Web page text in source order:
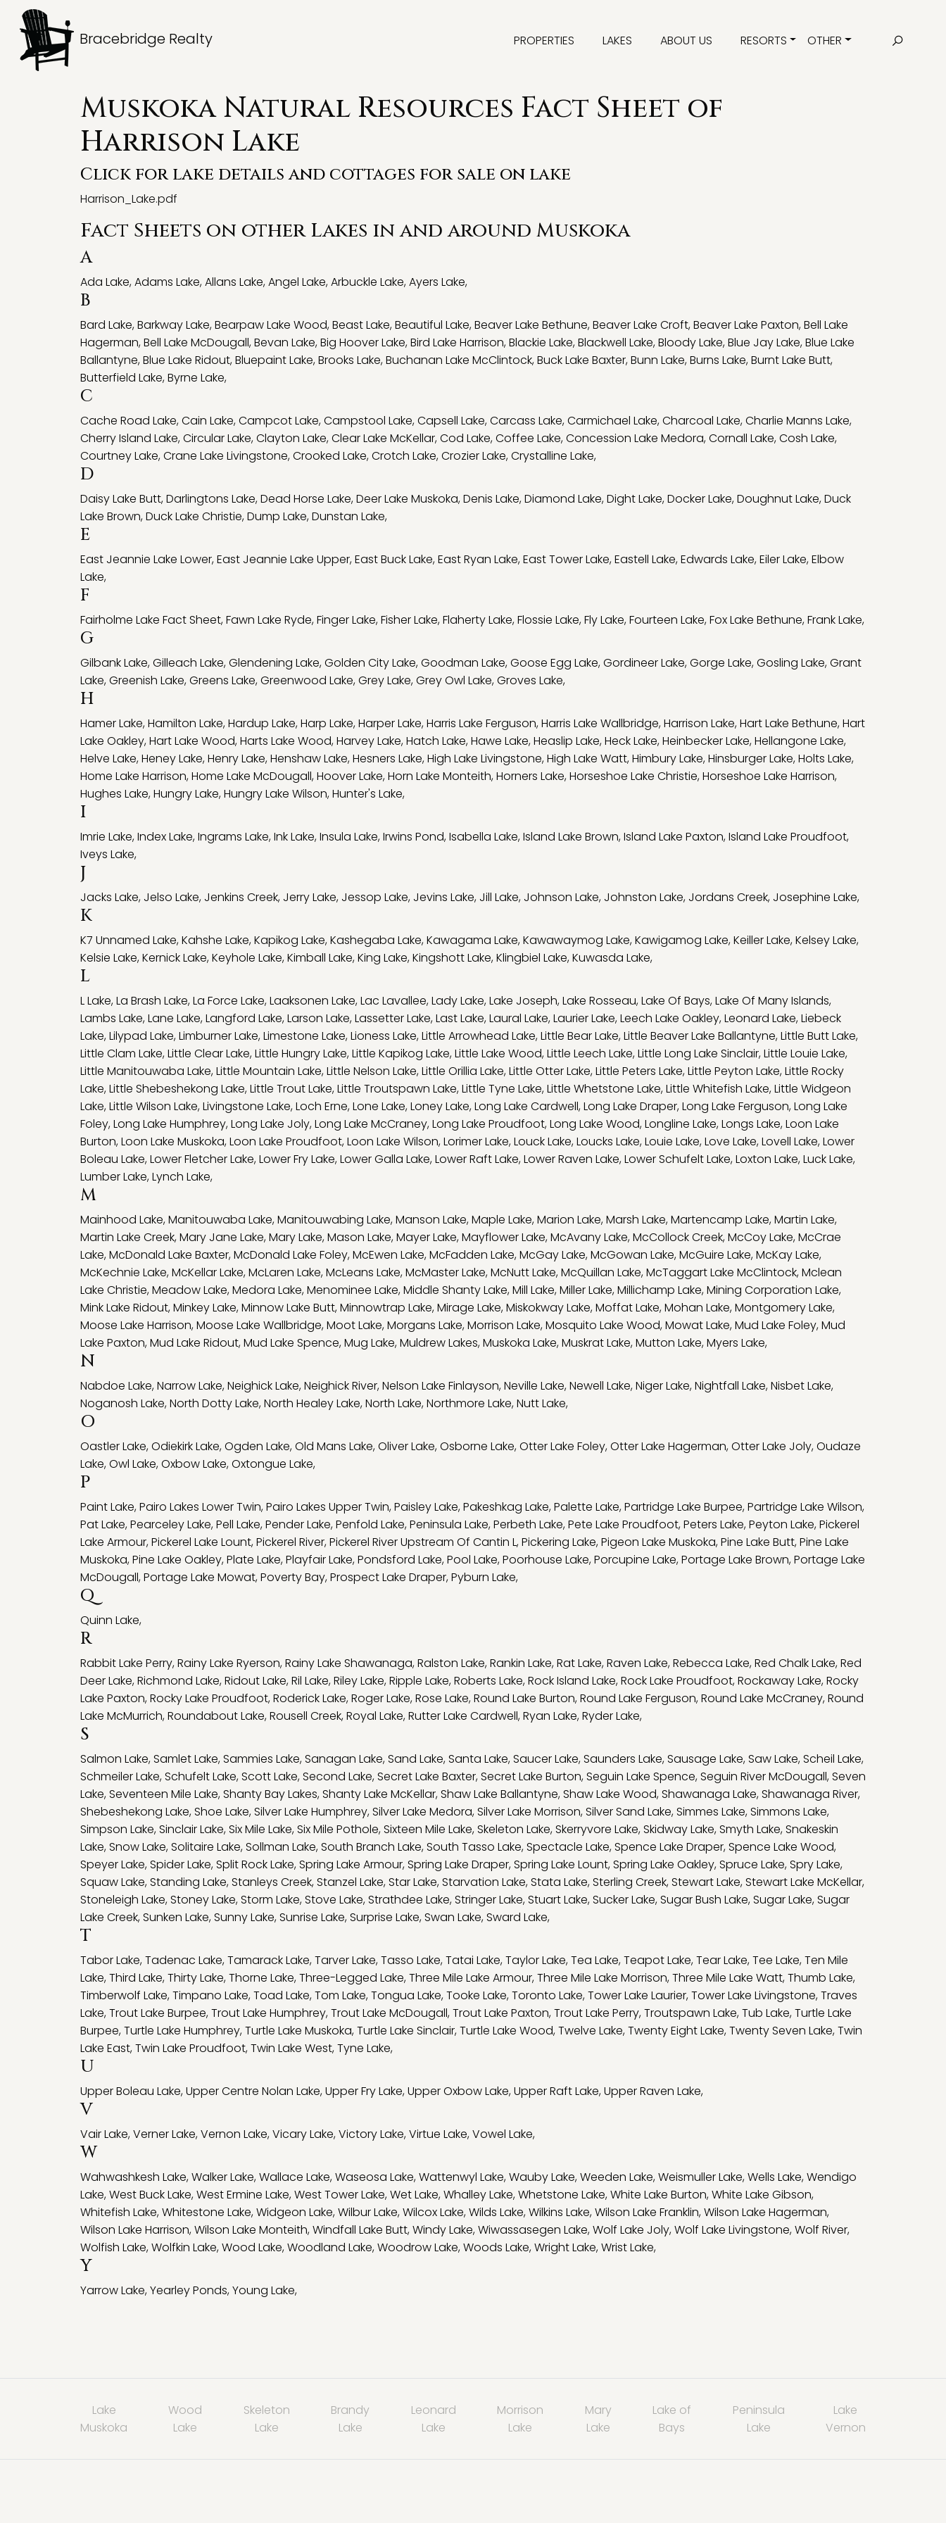
Bracebridge Realty PROPERTIES LAKES ABOUT US RESORTS OTHER
Muskoka Natural Resources Fact Sheet of
Harrison Lake
Click for lake details and cottages for sale on lake
Harrison_Lake.pdf
Fact Sheets on other Lakes in and around Muskoka
A
Ada Lake,Adams Lake,Allans Lake,Angel Lake,Arbuckle Lake,Ayers Lake,
B
Bard Lake,Barkway Lake,Bearpaw Lake Wood,Beast Lake,Beautiful Lake,Beaver Lake Bethune,Beaver Lake Croft,Beaver Lake Paxton,Bell Lake
Hagerman,Bell Lake McDougall,Bevan Lake,Big Hoover Lake,Bird Lake Harrison,Blackie Lake,Blackwell Lake,Bloody Lake,Blue Jay Lake,Blue Lake
Ballantyne,Blue Lake Ridout,Bluepaint Lake,Brooks Lake,Buchanan Lake McClintock,Buck Lake Baxter,Bunn Lake,Burns Lake,Burnt Lake Butt,
Butterfield Lake,Byrne Lake,
C
Cache Road Lake,Cain Lake,Campcot Lake,Campstool Lake,Capsell Lake,Carcass Lake,Carmichael Lake,Charcoal Lake,Charlie Manns Lake,
Cherry Island Lake,Circular Lake,Clayton Lake,Clear Lake McKellar,Cod Lake,Coffee Lake,Concession Lake Medora,Cornall Lake,Cosh Lake,
Courtney Lake,Crane Lake Livingstone,Crooked Lake,Crotch Lake,Crozier Lake,Crystalline Lake,
D
Daisy Lake Butt,Darlingtons Lake,Dead Horse Lake,Deer Lake Muskoka,Denis Lake,Diamond Lake,Dight Lake,Docker Lake,Doughnut Lake,Duck
Lake Brown,Duck Lake Christie,Dump Lake,Dunstan Lake,
E
East Jeannie Lake Lower,East Jeannie Lake Upper,East Buck Lake,East Ryan Lake,East Tower Lake,Eastell Lake,Edwards Lake,Eiler Lake,Elbow
Lake,
F
Fairholme Lake Fact Sheet,Fawn Lake Ryde,Finger Lake,Fisher Lake,Flaherty Lake,Flossie Lake,Fly Lake,Fourteen Lake,Fox Lake Bethune,Frank Lake,
G
Gilbank Lake,Gilleach Lake,Glendening Lake,Golden City Lake,Goodman Lake,Goose Egg Lake,Gordineer Lake,Gorge Lake,Gosling Lake,Grant
Lake,Greenish Lake,Greens Lake,Greenwood Lake,Grey Lake,Grey Owl Lake,Groves Lake,
H
Hamer Lake,Hamilton Lake,Hardup Lake,Harp Lake,Harper Lake,Harris Lake Ferguson,Harris Lake Wallbridge,Harrison Lake,Hart Lake Bethune,Hart
Lake Oakley,Hart Lake Wood,Harts Lake Wood,Harvey Lake,Hatch Lake,Hawe Lake,Heaslip Lake,Heck Lake,Heinbecker Lake,Hellangone Lake,
Helve Lake,Heney Lake,Henry Lake,Henshaw Lake,Hesners Lake,High Lake Livingstone,High Lake Watt,Himbury Lake,Hinsburger Lake,Holts Lake,
Home Lake Harrison,Home Lake McDougall,Hoover Lake,Horn Lake Monteith,Horners Lake,Horseshoe Lake Christie,Horseshoe Lake Harrison,
Hughes Lake,Hungry Lake,Hungry Lake Wilson,Hunter's Lake,
I
Imrie Lake,Index Lake,Ingrams Lake,Ink Lake,Insula Lake,Irwins Pond,Isabella Lake,Island Lake Brown,Island Lake Paxton,Island Lake Proudfoot,
Iveys Lake,
J
Jacks Lake, Jelso Lake, Jenkins Creek, Jerry Lake, Jessop Lake, Jevins Lake, Jill Lake, Johnson Lake, Johnston Lake, Jordans Creek, Josephine Lake,
K
K7 Unnamed Lake,Kahshe Lake,Kapikog Lake,Kashegaba Lake,Kawagama Lake,Kawawaymog Lake,Kawigamog Lake,Keiller Lake,Kelsey Lake,
Kelsie Lake,Kernick Lake,Keyhole Lake,Kimball Lake,King Lake,Kingshott Lake,Klingbiel Lake,Kuwasda Lake,
L
L Lake,La Brash Lake,La Force Lake,Laaksonen Lake,Lac Lavallee,Lady Lake,Lake Joseph,Lake Rosseau,Lake Of Bays,Lake Of Many Islands,
Lambs Lake,Lane Lake,Langford Lake,Larson Lake,Lassetter Lake,Last Lake,Laural Lake,Laurier Lake,Leech Lake Oakley,Leonard Lake,Liebeck
Lake,Lilypad Lake,Limburner Lake,Limestone Lake,Lioness Lake,Little Arrowhead Lake,Little Bear Lake,Little Beaver Lake Ballantyne,Little Butt Lake,
Little Clam Lake,Little Clear Lake,Little Hungry Lake,Little Kapikog Lake,Little Lake Wood,Little Leech Lake,Little Long Lake Sinclair,Little Louie Lake,
Little Manitouwaba Lake,Little Mountain Lake,Little Nelson Lake,Little Orillia Lake,Little Otter Lake,Little Peters Lake,Little Peyton Lake,Little Rocky
Lake,Little Shebeshekong Lake,Little Trout Lake,Little Troutspawn Lake,Little Tyne Lake,Little Whetstone Lake,Little Whitefish Lake,Little Widgeon
Lake,Little Wilson Lake,Livingstone Lake,Loch Erne,Lone Lake,Loney Lake,Long Lake Cardwell,Long Lake Draper,Long Lake Ferguson,Long Lake
Foley,Long Lake Humphrey,Long Lake Joly,Long Lake McCraney,Long Lake Proudfoot,Long Lake Wood,Longline Lake,Longs Lake,Loon Lake
Burton,Loon Lake Muskoka,Loon Lake Proudfoot,Loon Lake Wilson,Lorimer Lake,Louck Lake,Loucks Lake,Louie Lake,Love Lake,Lovell Lake,Lower
Boleau Lake,Lower Fletcher Lake,Lower Fry Lake,Lower Galla Lake,Lower Raft Lake,Lower Raven Lake,Lower Schufelt Lake,Loxton Lake,Luck Lake,
Lumber Lake,Lynch Lake,
M
Mainhood Lake,Manitouwaba Lake,Manitouwabing Lake,Manson Lake,Maple Lake,Marion Lake,Marsh Lake,Martencamp Lake,Martin Lake,
Martin Lake Creek,Mary Jane Lake,Mary Lake,Mason Lake,Mayer Lake,Mayflower Lake,McAvany Lake,McCollock Creek,McCoy Lake,McCrae
Lake,McDonald Lake Baxter,McDonald Lake Foley,McEwen Lake,McFadden Lake,McGay Lake,McGowan Lake,McGuire Lake,McKay Lake,
McKechnie Lake,McKellar Lake,McLaren Lake,McLeans Lake,McMaster Lake,McNutt Lake,McQuillan Lake,McTaggart Lake McClintock,Mclean
Lake Christie,Meadow Lake,Medora Lake,Menominee Lake,Middle Shanty Lake,Mill Lake,Miller Lake,Millichamp Lake,Mining Corporation Lake,
Mink Lake Ridout,Minkey Lake,Minnow Lake Butt,Minnowtrap Lake,Mirage Lake,Miskokway Lake,Moffat Lake,Mohan Lake,Montgomery Lake,
Moose Lake Harrison,Moose Lake Wallbridge,Moot Lake,Morgans Lake,Morrison Lake,Mosquito Lake Wood,Mowat Lake,Mud Lake Foley,Mud
Lake Paxton,Mud Lake Ridout,Mud Lake Spence,Mug Lake,Muldrew Lakes,Muskoka Lake,Muskrat Lake,Mutton Lake,Myers Lake,
N
Nabdoe Lake,Narrow Lake,Neighick Lake,Neighick River,Nelson Lake Finlayson,Neville Lake,Newell Lake,Niger Lake,Nightfall Lake,Nisbet Lake,
Noganosh Lake,North Dotty Lake,North Healey Lake,North Lake,Northmore Lake,Nutt Lake,
O
Oastler Lake,Odiekirk Lake,Ogden Lake,Old Mans Lake,Oliver Lake,Osborne Lake,Otter Lake Foley,Otter Lake Hagerman,Otter Lake Joly,Oudaze
Lake,Owl Lake,Oxbow Lake,Oxtongue Lake,
P
Paint Lake,Pairo Lakes Lower Twin,Pairo Lakes Upper Twin,Paisley Lake,Pakeshkag Lake,Palette Lake,Partridge Lake Burpee,Partridge Lake Wilson,
Pat Lake,Pearceley Lake,Pell Lake,Pender Lake,Penfold Lake,Peninsula Lake,Perbeth Lake,Pete Lake Proudfoot,Peters Lake,Peyton Lake,Pickerel
Lake Armour,Pickerel Lake Lount,Pickerel River,Pickerel River Upstream Of Cantin L,Pickering Lake,Pigeon Lake Muskoka,Pine Lake Butt,Pine Lake
Muskoka,Pine Lake Oakley,Plate Lake,Playfair Lake,Pondsford Lake,Pool Lake,Poorhouse Lake,Porcupine Lake,Portage Lake Brown,Portage Lake
McDougall,Portage Lake Mowat,Poverty Bay,Prospect Lake Draper,Pyburn Lake,
Q
Quinn Lake,
R
Rabbit Lake Perry,Rainy Lake Ryerson,Rainy Lake Shawanaga,Ralston Lake,Rankin Lake,Rat Lake,Raven Lake,Rebecca Lake,Red Chalk Lake,Red
Deer Lake,Richmond Lake,Ridout Lake,Ril Lake,Riley Lake,Ripple Lake,Roberts Lake,Rock Island Lake,Rock Lake Proudfoot,Rockaway Lake,Rocky
Lake Paxton,Rocky Lake Proudfoot,Roderick Lake,Roger Lake,Rose Lake,Round Lake Burton,Round Lake Ferguson,Round Lake McCraney,Round
Lake McMurrich,Roundabout Lake,Rousell Creek,Royal Lake,Rutter Lake Cardwell,Ryan Lake,Ryder Lake,
S
Salmon Lake,Samlet Lake,Sammies Lake,Sanagan Lake,Sand Lake,Santa Lake,Saucer Lake,Saunders Lake,Sausage Lake,Saw Lake,Scheil Lake,
Schmeiler Lake,Schufelt Lake,Scott Lake,Second Lake,Secret Lake Baxter,Secret Lake Burton,Seguin Lake Spence,Seguin River McDougall,Seven
Lake,Seventeen Mile Lake,Shanty Bay Lakes,Shanty Lake McKellar,Shaw Lake Ballantyne,Shaw Lake Wood,Shawanaga Lake,Shawanaga River,
Shebeshekong Lake,Shoe Lake,Silver Lake Humphrey,Silver Lake Medora,Silver Lake Morrison,Silver Sand Lake,Simmes Lake,Simmons Lake,
Simpson Lake,Sinclair Lake,Six Mile Lake,Six Mile Pothole,Sixteen Mile Lake,Skeleton Lake,Skerryvore Lake,Skidway Lake,Smyth Lake,Snakeskin
Lake,Snow Lake,Solitaire Lake,Sollman Lake,South Branch Lake,South Tasso Lake,Spectacle Lake,Spence Lake Draper,Spence Lake Wood,
Speyer Lake,Spider Lake,Split Rock Lake,Spring Lake Armour,Spring Lake Draper,Spring Lake Lount,Spring Lake Oakley,Spruce Lake,Spry Lake,
Squaw Lake,Standing Lake,Stanleys Creek,Stanzel Lake,Star Lake,Starvation Lake,Stata Lake,Sterling Creek,Stewart Lake,Stewart Lake McKellar,
Stoneleigh Lake,Stoney Lake,Storm Lake,Stove Lake,Strathdee Lake,Stringer Lake,Stuart Lake,Sucker Lake,Sugar Bush Lake,Sugar Lake,Sugar
Lake Creek,Sunken Lake,Sunny Lake,Sunrise Lake,Surprise Lake,Swan Lake,Sward Lake,
T
Tabor Lake,Tadenac Lake,Tamarack Lake,Tarver Lake,Tasso Lake,Tatai Lake,Taylor Lake,Tea Lake,Teapot Lake,Tear Lake,Tee Lake,Ten Mile
Lake,Third Lake,Thirty Lake,Thorne Lake,Three-Legged Lake,Three Mile Lake Armour,Three Mile Lake Morrison,Three Mile Lake Watt,Thumb Lake,
Timberwolf Lake,Timpano Lake,Toad Lake,Tom Lake,Tongua Lake,Tooke Lake,Toronto Lake,Tower Lake Laurier,Tower Lake Livingstone,Traves
Lake,Trout Lake Burpee,Trout Lake Humphrey,Trout Lake McDougall,Trout Lake Paxton,Trout Lake Perry,Troutspawn Lake,Tub Lake,Turtle Lake
Burpee,Turtle Lake Humphrey,Turtle Lake Muskoka,Turtle Lake Sinclair,Turtle Lake Wood,Twelve Lake,Twenty Eight Lake,Twenty Seven Lake,Twin
Lake East,Twin Lake Proudfoot,Twin Lake West,Tyne Lake,
U
Upper Boleau Lake,Upper Centre Nolan Lake,Upper Fry Lake,Upper Oxbow Lake,Upper Raft Lake,Upper Raven Lake,
V
Vair Lake,Verner Lake,Vernon Lake,Vicary Lake,Victory Lake,Virtue Lake,Vowel Lake,
W
Wahwashkesh Lake,Walker Lake,Wallace Lake,Waseosa Lake,Wattenwyl Lake,Wauby Lake,Weeden Lake,Weismuller Lake,Wells Lake,Wendigo
Lake,West Buck Lake,West Ermine Lake,West Tower Lake,Wet Lake,Whalley Lake,Whetstone Lake,White Lake Burton,White Lake Gibson,
Whitefish Lake,Whitestone Lake,Widgeon Lake,Wilbur Lake,Wilcox Lake,Wilds Lake,Wilkins Lake,Wilson Lake Franklin,Wilson Lake Hagerman,
Wilson Lake Harrison,Wilson Lake Monteith,Windfall Lake Butt,Windy Lake,Wiwassasegen Lake,Wolf Lake Joly,Wolf Lake Livingstone,Wolf River,
Wolfish Lake,Wolfkin Lake,Wood Lake,Woodland Lake,Woodrow Lake,Woods Lake,Wright Lake,Wrist Lake,
Y
Yarrow Lake,Yearley Ponds,Young Lake,
Lake
Muskoka
Wood
Lake
Skeleton
Lake
Brandy
Lake
Leonard
Lake
Morrison
Lake
Mary
Lake
Lake of
Bays
Peninsula
Lake
Lake
Vernon